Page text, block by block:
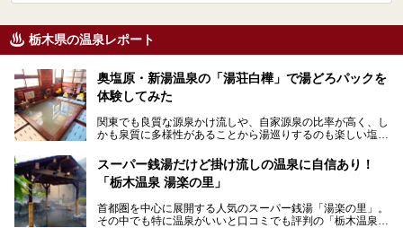
栃木県の温泉レポート
奥塩原・新湯温泉の「湯荘白樺」で湯どろパックを
体験してみた
関東でも良質な源泉かけ流しや、自家源泉の比率が高く、し
かも泉質に多様性があることから湯巡りするのも楽しい塩原
スーパー銭湯だけど掛け流しの温泉に自信あり！
「栃木温泉 湯楽の里」
首都圏を中心に展開する人気のスーパー銭湯「湯楽の里」。
その中でも特に温泉がいいと口コミでも評判の「栃木温泉